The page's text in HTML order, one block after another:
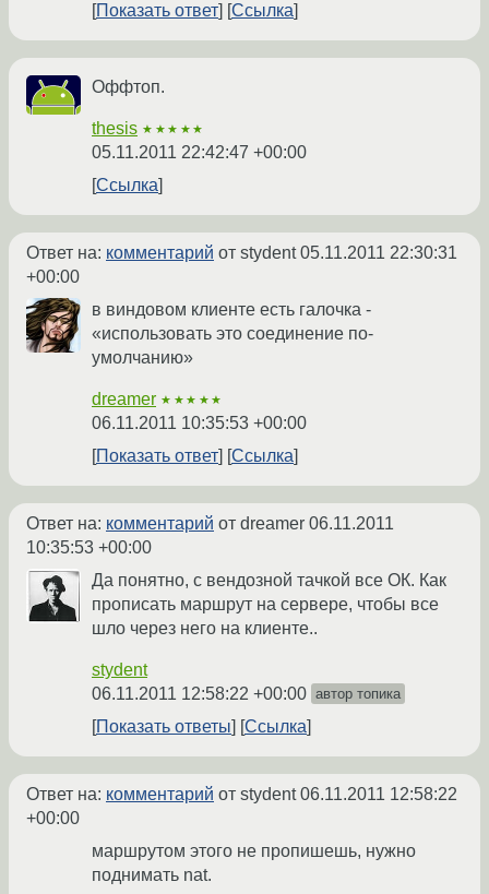
Показать ответ Ссылка
Оффтоп.
thesis ★★★★★
05.11.2011 22:42:47 +00:00
Ссылка
Ответ на: комментарий от stydent05.11.2011 22:30:31
+00:00
в виндовом клиенте есть галочка -
«использовать это соединение по-
умолчанию»
dreamer ★★★★★
06.11.2011 10:35:53 +00:00
Показать ответ
Ссылка
Ответ на: комментарий от dreamer 06.11.2011
10:35:53 +00:00
Да понятно, с вендозной тачкой все ОК. Как
прописать маршрут на сервере, чтобы все
шло через него на клиенте..
stydent
06.11.2011 12:58:22 +00:00 автор топика
Показать ответы Ссылка
Ответ на: комментарий от stydent06.11.2011 12:58:22
+00:00
маршрутом этого не пропишешь, нужно
поднимать nat.